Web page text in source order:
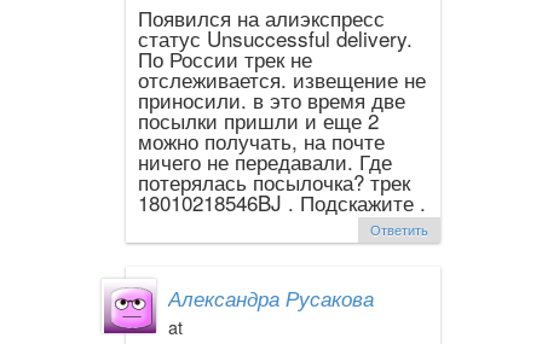
Появился на алиэкспресс
статус Unsuccessful delivery.
По России трек не
отслеживается. извещение не
приносили. в это время две
посылки пришли и еще 2
можно получать, на почте
ничего не передавали. Где
потерялась посылочка? трек
18010218546BJ . Подскажите .
Ответить
Александра Русакова
at